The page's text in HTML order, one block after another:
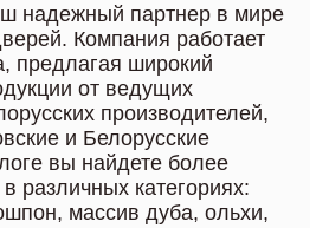
надежный партнер в мире
Компания работает
предлагая широкий
от ведущих
производителей,
и Белорусские
вы найдете более
различных категориях:
массив дуба, ольхи,